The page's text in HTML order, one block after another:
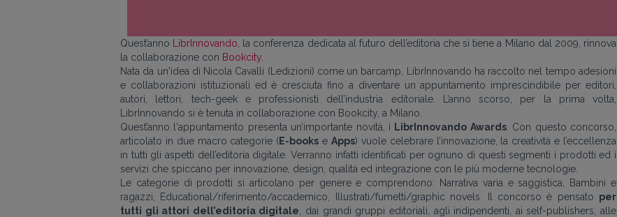
Quest’anno LibrInnovando , la conferenza dedicata al futuro dell’editoria che si tiene a Milano dal 2009, rinnova
la collaborazione con Bookcity
Nata da un'idea di Nicola Cavalli (Ledizioni) come un barcamp, LibrInnovando ha raccolto nel tempo adesioni
e collaborazioni istituzionali ed è cresciuta fino a diventare un appuntamento imprescindibile per editori,
autori, lettori, tech-geek e professionisti dell’industria editoriale. L’anno scorso, per la prima volta,
LibrInnovando si è tenuta in collaborazione con Bookcity, a Milano.
Quest’anno l'appuntamento presenta un’importante novità, i LibrInnovando Awards. Con questo concorso,
articolato in due macro categorie (E-books eApps) vuole celebrare l’innovazione, la creatività e l’eccellenza
in tutti gli aspetti dell’editoria digitale. Verranno infatti identificati per ognuno di questi segmenti i prodotti ed i
servizi che spiccano per innovazione, design, qualità ed integrazione con le più moderne tecnologie.
Le categorie di prodotti si articolano per genere e comprendono: Narrativa varia e saggistica, Bambini e
ragazzi, Educational/riferimento/accademico, Illustrati/fumetti/graphic novels. Il concorso è pensato per
tutti gli attori dell’editoria digitale , dai grandi gruppi editoriali, agli indipendenti, ai self-publishers, alle